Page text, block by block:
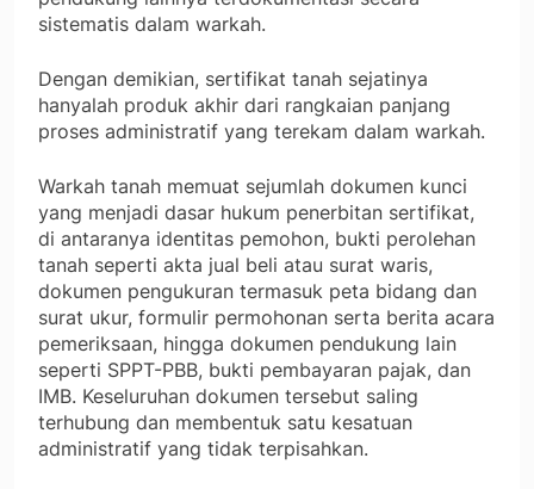
sistematis dalam warkah.
Dengan demikian, sertifikat tanah sejatinya
hanyalah produk akhir dari rangkaian panjang
proses administratif yang terekam dalam warkah.
Warkah tanah memuat sejumlah dokumen kunci
yang menjadi dasar hukum penerbitan sertifikat,
di antaranya identitas pemohon, bukti perolehan
tanah seperti akta jual beli atau surat waris,
dokumen pengukuran termasuk peta bidang dan
surat ukur, formulir permohonan serta berita acara
pemeriksaan, hingga dokumen pendukung lain
seperti SPPT-PBB, bukti pembayaran pajak, dan
IMB. Keseluruhan dokumen tersebut saling
terhubung dan membentuk satu kesatuan
administratif yang tidak terpisahkan.